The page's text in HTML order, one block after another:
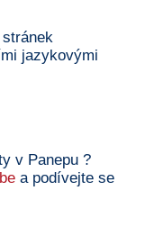
jazykovými
v Panepu ?
a podívejte se